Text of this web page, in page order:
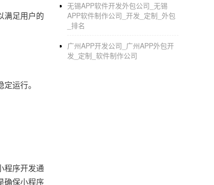
满足用户的
运行。
程序开发通
确保小程序
无锡APP软件开发外包公司_无锡
APP软件制作公司_开发_定制_外包
_排名
广州APP开发公司_广州APP外包开
发_定制_软件制作公司